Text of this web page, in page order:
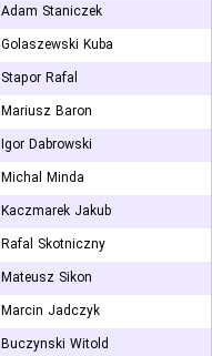
Adam Staniczek
Golaszewski Kuba
Stapor Rafal
Mariusz Baron
Igor Dabrowski
Michal Minda
Kaczmarek Jakub
Rafal Skotniczny
Mateusz Sikon
Marcin Jadczyk
Buczynski Witold